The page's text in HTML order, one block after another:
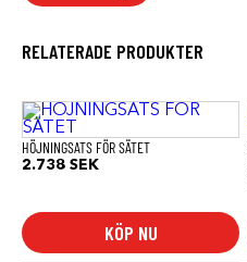
RELATERADE PRODUKTER
HÖJNINGSATS FÖR SÄTET
2.738 SEK
KÖP NU